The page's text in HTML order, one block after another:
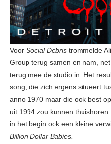
Voor Social Debris trommelde
Group terug samen en nam,
terug mee de studio in. Het
song, die zich ergens situeert
anno 1970 maar die ook best
uit 1994 zou kunnen
in het begin ook een kleine
Billion Dollar Babies.